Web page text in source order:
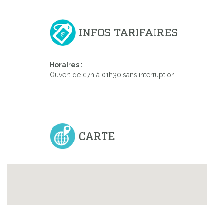
INFOS TARIFAIRES
Horaires :
Ouvert de 07h à 01h30 sans interruption.
CARTE